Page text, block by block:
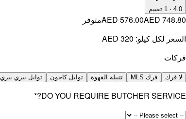
4.0
·
1 تقييم
AED 576.00AED 748.80
متوفر
السعر لكل كيلو: AED 320
فركات
لا فرك فرك MLS تتبيلة القهوة توابل كاجون توابل بيري بيري
DO YOU REQUIRE BUTCHER SERVICE?
*